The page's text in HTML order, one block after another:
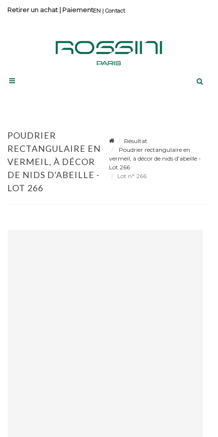
Contact
Retirer un achat | Paiement
POUDRIER
RECTANGULAIRE EN
VERMEIL, À DÉCOR
DE NIDS D'ABEILLE -
LOT 266
Résultat
Poudrier rectangulaire en
vermeil, à décor de nids d'abeille -
Lot 266
Lot n° 266